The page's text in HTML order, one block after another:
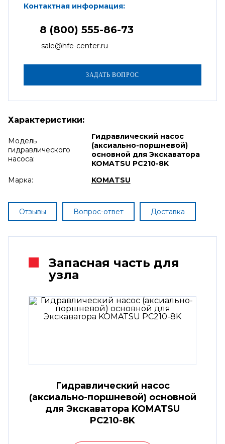
Контактная информация:
8 (800) 555-86-73
sale@hfe-center.ru
Характеристики:
Модель
гидравлического
насоса:
Гидравлический насос
(аксиально-поршневой)
основной для Экскаватора
KOMATSU PC210-8K
Марка:
KOMATSU
Отзывы Вопрос-ответ Доставка
Запасная часть для
узла
Гидравлический насос
(аксиально-поршневой) основной
для Экскаватора KOMATSU
PC210-8K